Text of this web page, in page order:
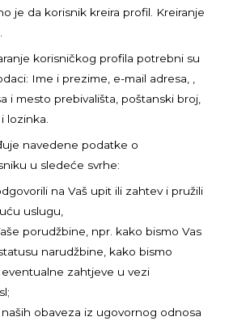
je da korisnik kreira profil. Kreiranje
korisničkog profila potrebni su
Ime i prezime, e-mail adresa, ,
i mesto prebivališta, poštanski broj,
lozinka.
navedene podatke o
u sledeće svrhe:
na Vaš upit ili zahtev i pružili
uslugu,
porudžbine, npr. kako bismo Vas
narudžbine, kako bismo
zahtjeve u vezi
naših obaveza iz ugovornog odnosa